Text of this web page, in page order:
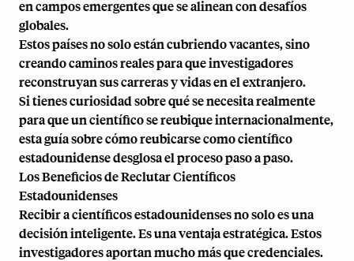
en campos emergentes que se alinean con desafíos
globales.
Estos países no solo están cubriendo vacantes, sino
creando caminos reales para que investigadores
reconstruyan sus carreras y vidas en el extranjero.
Si tienes curiosidad sobre qué se necesita realmente
para que un científico se reubique internacionalmente,
esta guía sobre cómo reubicarse como científico
estadounidensedesglosa el proceso paso a paso.
Los Beneficios de Reclutar Científicos
Estadounidenses
Recibir a científicos estadounidenses no solo es una
decisión inteligente. Es una ventaja estratégica. Estos
investigadores aportan mucho más que credenciales.